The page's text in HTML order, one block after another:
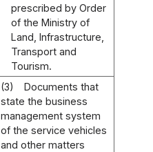
prescribed by Order
of the Ministry of
Land, Infrastructure,
Transport and
Tourism.
(3)
Documents that
state the business
management system
of the service vehicles
and other matters